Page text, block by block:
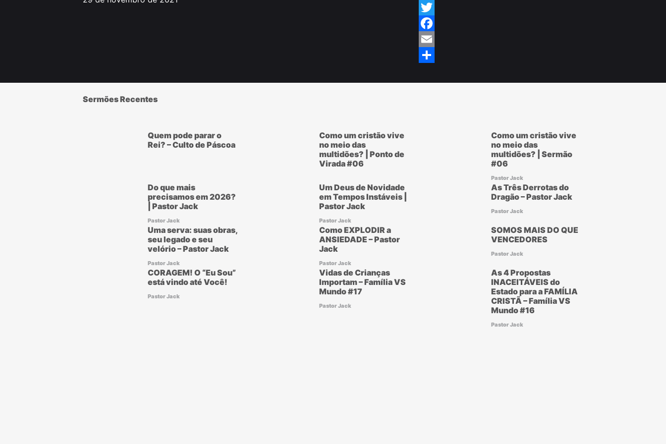
Telegram
Twitter
Facebook
Email
Sermões Recentes
Quem pode parar o
Rei? – Culto de Páscoa
Como um cristão vive
no meio das
multidões? | Ponto de
Virada #06
Como um cristão vive
no meio das
multidões? | Sermão
#06
Pastor Jack
Do que mais
precisamos em 2026?
| Pastor Jack
Pastor Jack
Um Deus de Novidade
em Tempos Instáveis |
Pastor Jack
Pastor Jack
As Três Derrotas do
Dragão – Pastor Jack
Pastor Jack
Uma serva: suas obras,
seu legado e seu
velório – Pastor Jack
Pastor Jack
Como EXPLODIR a
ANSIEDADE – Pastor
Jack
Pastor Jack
SOMOS MAIS DO QUE
VENCEDORES
Pastor Jack
CORAGEM! O “Eu Sou”
está vindo até Você!
Pastor Jack
Vidas de Crianças
Importam – Família VS
Mundo #17
Pastor Jack
As 4 Propostas
INACEITÁVEIS do
Estado para a FAMÍLIA
CRISTÃ – Família VS
Mundo #16
Pastor Jack